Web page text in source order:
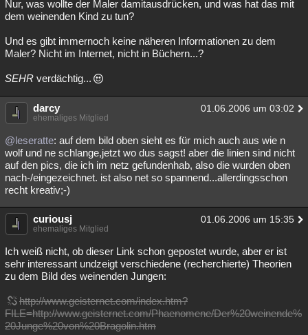
Nur, was wollte der Maler damitausdrücken, und was hat das mit
dem weinenden Kind zu tun?
Und es gibt immernoch keine näheren Informationen zu dem
Maler? Nicht im Internet, nicht in Büchern...?
SEHR verdächtig...
darcy 01.06.2006 um 03:02
ehemaliges Mitglied
@leseratte: auf dem bild oben sieht es für mich auch aus wie n
wolf und ne schlange,jetzt wo dus sagst! aber die linien sind nicht
auf den pics, die ich im netz gefundenhab, also die wurden oben
nach-/eingezeichnet. ist also net so spannend...allerdingsschon
recht kreativ;-)
curiousj 01.06.2006 um 15:35
ehemaliges Mitglied
Ich weiß nicht, ob dieser Link schon gepostet wurde, aber er ist
sehr interessant undzeigt verschiedene (recherchierte) Theorien
zu dem Bild des weinenden Jungen:
http://www.geisternet.com/index.htm?
FILE=http://www.geisternet.com/Phaenomene/Der%20weinende%
20Junge%20von%20Bragolin.htm